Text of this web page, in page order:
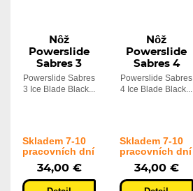
Nôž
Powerslide
Sabres 3
Powerslide Sabres
3 Ice Blade Black...
Skladem 7-10
pracovních dní
34,00 €
Nôž
Powerslide
Sabres 4
Powerslide Sabres
4 Ice Blade Black...
Skladem 7-10
pracovních dní
34,00 €